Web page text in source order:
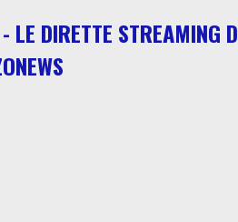
LE DIRETTE STREAMING